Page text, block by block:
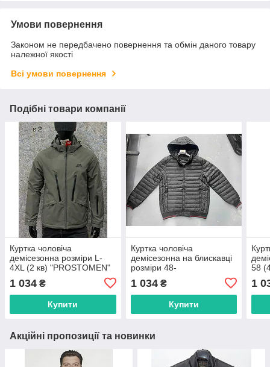
Умови повернення
Законом не передбачено повернення та обмін даного товару
належної якості
Всі умови повернення
Подібні товари компанії
Куртка чоловіча
демісезонна розміри L-
4XL (2 кв) "PROSTOMEN"
постачальника
1 034 ₴
Купити
Куртка чоловіча
демісезонна на блискавці
розміри 48-
недорого від прямого
постачальника
1 034₴
Купити
58
1
Акційні пропозиції та новинки